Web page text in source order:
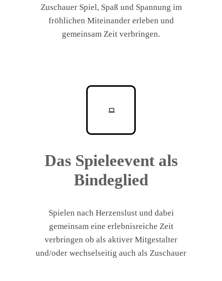
Zuschauer Spiel, Spaß und Spannung im
fröhlichen Miteinander erleben und
gemeinsam Zeit verbringen.
Das Spieleevent als
Bindeglied
Spielen nach Herzenslust und dabei
gemeinsam eine erlebnisreiche Zeit
verbringen ob als aktiver Mitgestalter
und/oder wechselseitig auch als Zuschauer